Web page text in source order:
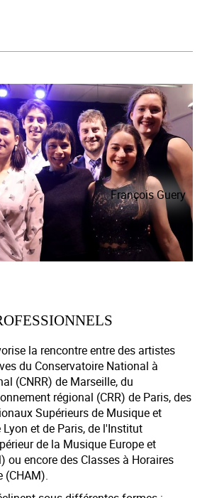
François Guery
la rencontre entre des artistes
du Conservatoire National à
(CNRR) de Marseille, du
régional (CRR) de Paris, des
Supérieurs de Musique et
Lyon et de Paris, de l'Institut
de la Musique Europe et
ou encore des Classes à Horaires
(CHAM).